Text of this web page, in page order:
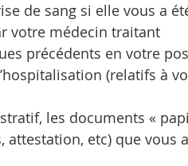
de sang si elle vous a
votre médecin traitant
précédents en votre
(relatifs à
les documents «
attestation, etc) que